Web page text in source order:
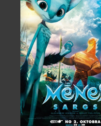
Biļetes
Kultūra
Pasākumi
Ziņas